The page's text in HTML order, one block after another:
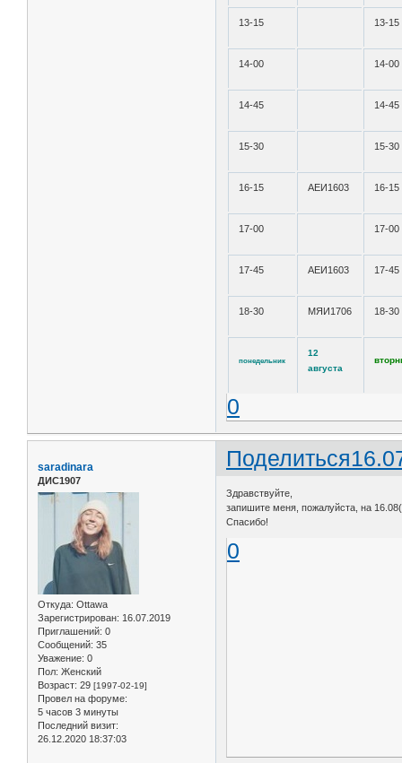
13-15 13-15
14-00 14-00
14-45 14-45
15-30 15-30
16-15 АЕИ1603 16-15
17-00 17-00
17-45 АЕИ1603 17-45
18-30 МЯИ1706 18-30
понедельник
12
августа
0
Поделиться
saradinara
ДИС1907
Откуда: Ottawa
Зарегистрирован: 16.07.2019
Приглашений: 0
Сообщений: 35
Уважение: 0
Пол: Женский
Возраст: 29 [1997-02-19]
Провел на форуме:
5 часов 3 минуты
Последний визит:
26.12.2020 18:37:03
Здравствуйте,
запишите меня, пожалуйста, на
Спасибо!
0